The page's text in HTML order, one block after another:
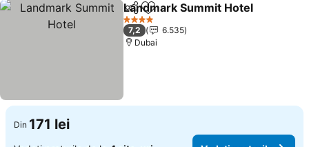
DistribuițiAdăugaţi la favorite
Landmark Summit Hotel
4 Stele
7,2
6.535
Dubai
Din 171 lei